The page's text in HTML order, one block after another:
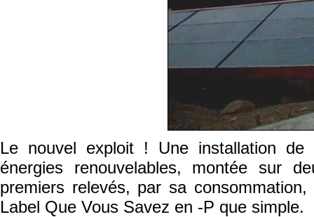
Le nouvel exploit ! Une installation
énergies renouvelables, montée sur
premiers relevés, par sa
Label Que Vous Savez en -P que simple.